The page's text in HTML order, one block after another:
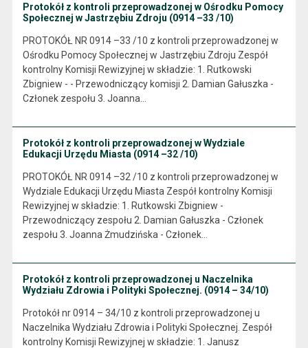
Protokół z kontroli przeprowadzonej w Ośrodku Pomocy
Społecznej w Jastrzębiu Zdroju (0914 –33 /10)
PROTOKÓŁ NR 0914 –33 /10 z kontroli przeprowadzonej w
Ośrodku Pomocy Społecznej w Jastrzębiu Zdroju Zespół
kontrolny Komisji Rewizyjnej w składzie: 1. Rutkowski
Zbigniew - - Przewodniczący komisji 2. Damian Gałuszka -
Członek zespołu 3. Joanna…
Protokół z kontroli przeprowadzonej w Wydziale
Edukacji Urzędu Miasta (0914 –32 /10)
PROTOKÓŁ NR 0914 –32 /10 z kontroli przeprowadzonej w
Wydziale Edukacji Urzędu Miasta Zespół kontrolny Komisji
Rewizyjnej w składzie: 1. Rutkowski Zbigniew -
Przewodniczący zespołu 2. Damian Gałuszka - Członek
zespołu 3. Joanna Żmudzińska - Członek…
Protokół z kontroli przeprowadzonej u Naczelnika
Wydziału Zdrowia i Polityki Społecznej. (0914 – 34/10)
Protokół nr 0914 – 34/10 z kontroli przeprowadzonej u
Naczelnika Wydziału Zdrowia i Polityki Społecznej. Zespół
kontrolny Komisji Rewizyjnej w składzie: 1. Janusz